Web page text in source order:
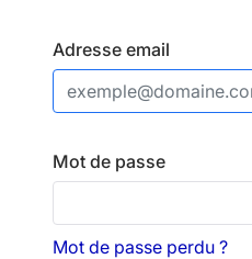
Adresse email
Mot de passe
Mot de passe perdu ?